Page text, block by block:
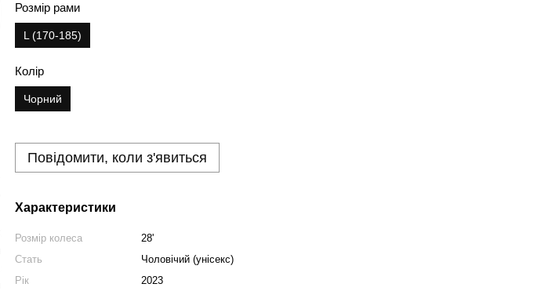
Розмір рами
L (170-185)
Колір
Чорний
Повідомити, коли з'явиться
Характеристики
Розмір колеса
28'
Стать
Чоловічий (унісекс)
Рік
2023